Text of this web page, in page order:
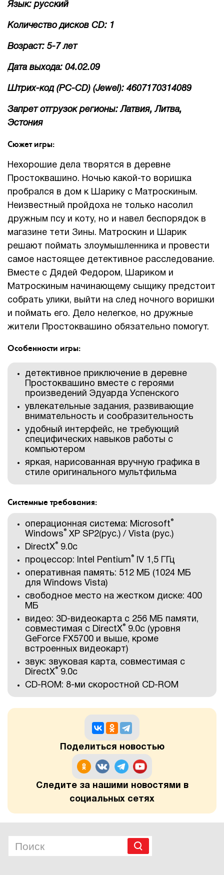
Язык: русский
Количество дисков CD: 1
Возраст: 5-7 лет
Дата выхода: 04.02.09
Штрих-код (PC-CD) (Jewel): 4607170314089
Запрет отгрузок регионы: Латвия, Литва,
Эстония
Сюжет игры:
Нехорошие дела творятся в деревне
Простоквашино. Ночью какой-то воришка
пробрался в дом к Шарику с Матроскиным.
Неизвестный пройдоха не только насолил
дружным псу и коту, но и навел беспорядок в
магазине тети Зины. Матроскин и Шарик
решают поймать злоумышленника и провести
самое настоящее детективное расследование.
Вместе с Дядей Федором, Шариком и
Матроскиным начинающему сыщику предстоит
собрать улики, выйти на след ночного воришки
и поймать его. Дело нелегкое, но дружные
жители Простоквашино обязательно помогут.
Особенности игры:
детективное приключение в деревне
Простоквашино вместе с героями
произведений Эдуарда Успенского
увлекательные задания, развивающие
внимательность и сообразительность
удобный интерфейс, не требующий
специфических навыков работы с
компьютером
яркая, нарисованная вручную графика в
стиле оригинального мультфильма
Системные требования:
операционная система: Microsoft®
Windows® XP SP2(рус.) / Vista (рус.)
DirectX® 9.0с
процессор: Intel Pentium®
IV 1,5 ГГц
оперативная память: 512 МБ (1024 МБ
для Windows Vista)
свободное место на жестком диске: 400
МБ
видео: 3D-видеокарта с 256 МБ памяти,
совместимая с DirectX® 9.0с (уровня
GeForce FX5700 и выше, кроме
встроенных видеокарт)
звук: звуковая карта, совместимая с
DirectX® 9.0с
CD-ROM: 8-ми скоростной CD-ROM
Поделиться новостью
Следите за нашими новостями в
социальных сетях